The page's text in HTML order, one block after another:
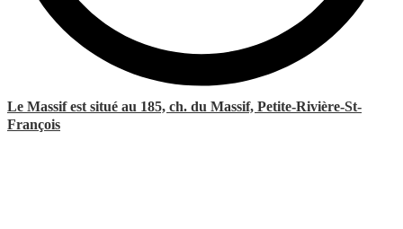
Le Massif est situé au 185, ch. du Massif, Petite-Rivière-St-
François